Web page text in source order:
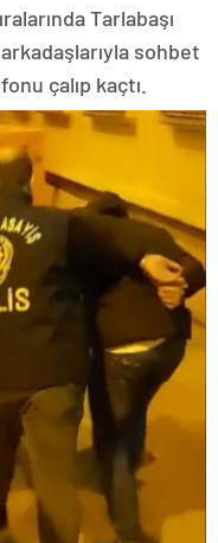
Tarlabaşı
sohbet
çalıp kaçtı.